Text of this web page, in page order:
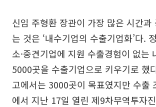
신임 주형환 장관이 가장 많은 시간과
는 것은 ‘내수기업의 수출기업화’다.
소·중견기업에 지원 수출경험이 없는
5000곳을 수출기업으로 키우기로 했
고에서는 3000곳이 목표였지만 수출
에서 지난 17일 열린 제9차무역투자